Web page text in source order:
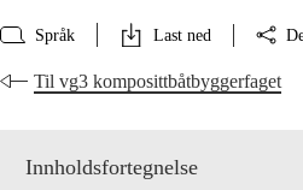
Språk Last ned
Til vg3 komposittbåtbyggerfaget
Innholdsfortegnelse